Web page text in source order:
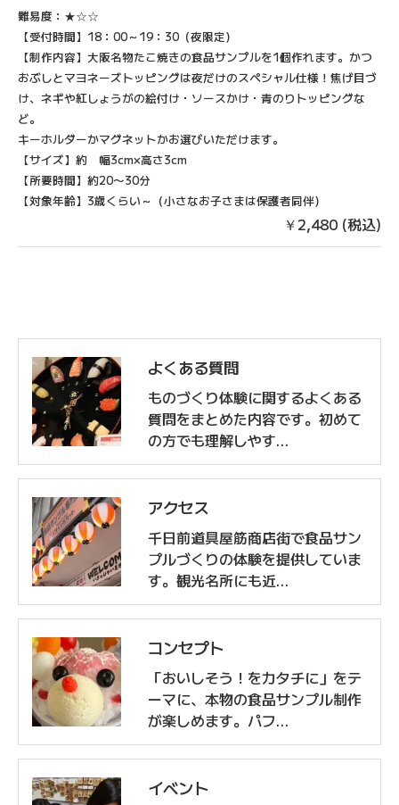
難易度：★☆☆
【受付時間】18：00～19：30（夜限定）
【制作内容】大阪名物たこ焼きの食品サンプルを1個作れます。かつ
おぶしとマヨネーズトッピングは夜だけのスペシャル仕様！焦げ目づ
け、ネギや紅しょうがの絵付け・ソースかけ・青のりトッピングな
ど。
キーホルダーかマグネットかお選びいただけます。
【サイズ】約 幅3cm×高さ3cm
【所要時間】約20〜30分
【対象年齢】3歳くらい～（小さなお子さまは保護者同伴）
￥2,480 (税込)
よくある質問
ものづくり体験に関するよくある
質問をまとめた内容です。初めて
の方でも理解しやす…
アクセス
千日前道具屋筋商店街で食品サン
プルづくりの体験を提供していま
す。観光名所にも近…
コンセプト
「おいしそう！をカタチに」をテ
ーマに、本物の食品サンプル制作
が楽しめます。パフ…
イベント